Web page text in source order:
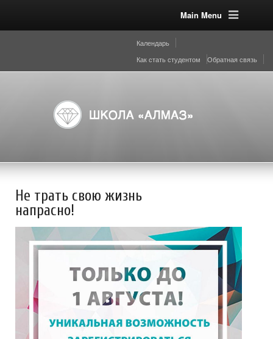
Main Menu
Календарь
Как стать студентом
Обратная связь
Не трать свою жизнь
напрасно!